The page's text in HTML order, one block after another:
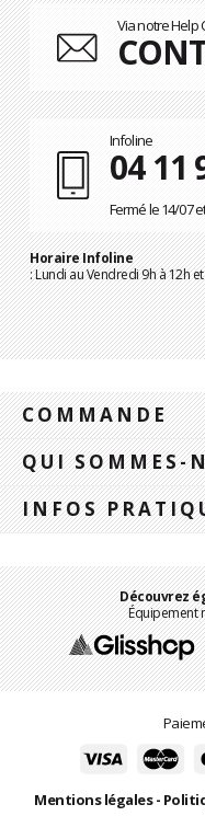
Via notre Help
Infoline
04 11
Fermé le 14/07
Horaire Infoline
: Lundi au Vendredi 9h à 12h
COMMANDE
QUI SOMMES-
INFOS
Découvrez
Équipement
Mentions légales-